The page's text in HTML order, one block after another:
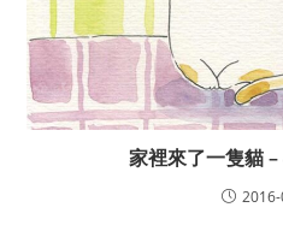
家裡來了一隻貓